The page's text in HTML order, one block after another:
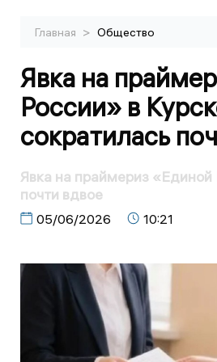
Главная > Общество
Явка на
России» в
сократилась
Явка на праймериз «Единой
почти вдвое
05/06/2026 10:21